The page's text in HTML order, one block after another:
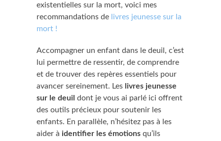
existentielles sur la mort, voici mes
recommandations de livres jeunesse sur la
mort !
Accompagner un enfant dans le deuil, c’est
lui permettre de ressentir, de comprendre
et de trouver des repères essentiels pour
avancer sereinement. Les livres jeunesse
sur le deuil dont je vous ai parlé ici offrent
des outils précieux pour soutenir les
enfants. En parallèle, n’hésitez pas à les
aider à identifier les émotions qu’ils